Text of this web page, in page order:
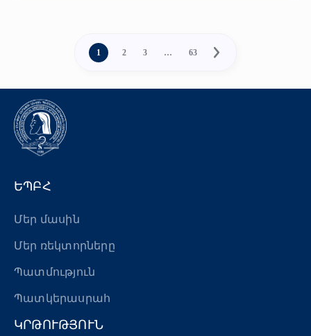
1 2 3 … 63
ԵՊԲՀ
Մեր մասին
Մեր ռեկտորները
Պատմություն
Պատկերասրահ
ԿՐԹՈՒԹՅՈՒՆ